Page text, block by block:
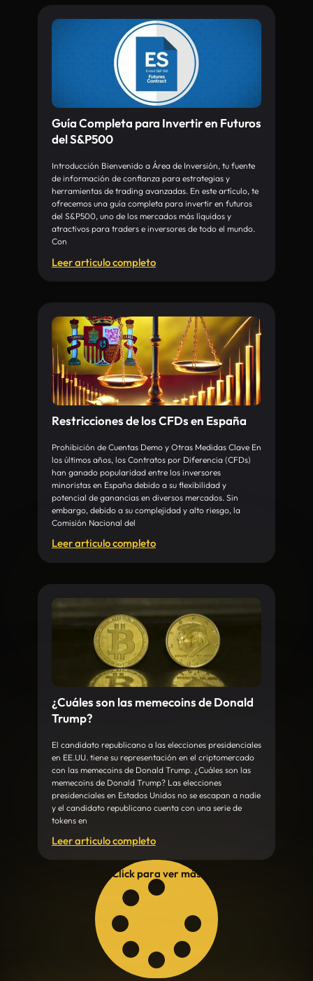
Guía Completa para Invertir en Futuros
del S&P500
Introducción Bienvenido a Área de Inversión, tu fuente
de información de confianza para estrategias y
herramientas de trading avanzadas. En este artículo, te
ofrecemos una guía completa para invertir en futuros
del S&P500, uno de los mercados más líquidos y
atractivos para traders e inversores de todo el mundo.
Con
Leer articulo completo
Restricciones de los CFDs en España
Prohibición de Cuentas Demo y Otras Medidas Clave En
los últimos años, los Contratos por Diferencia (CFDs)
han ganado popularidad entre los inversores
minoristas en España debido a su flexibilidad y
potencial de ganancias en diversos mercados. Sin
embargo, debido a su complejidad y alto riesgo, la
Comisión Nacional del
Leer articulo completo
¿Cuáles son las memecoins de Donald
Trump?
El candidato republicano a las elecciones presidenciales
en EE.UU. tiene su representación en el criptomercado
con las memecoins de Donald Trump. ¿Cuáles son las
memecoins de Donald Trump? Las elecciones
presidenciales en Estados Unidos no se escapan a nadie
y el candidato republicano cuenta con una serie de
tokens en
Leer articulo completo
Click para ver más